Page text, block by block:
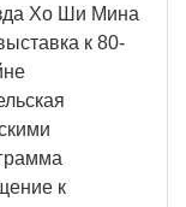
Хо Ши Мина
к 80-
к